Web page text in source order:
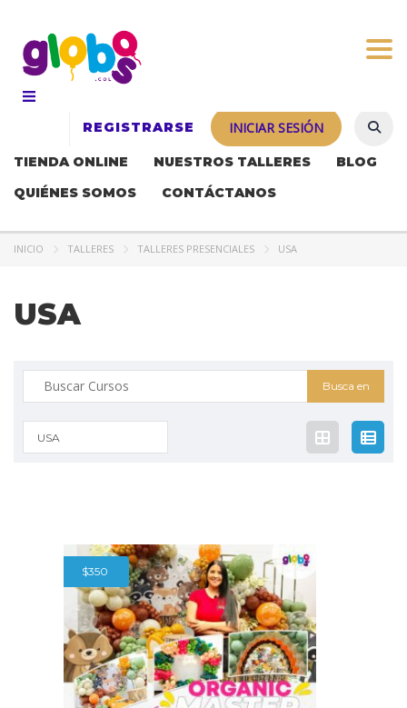
REGISTRARSE INICIAR SESIÓN
TIENDA ONLINE NUESTROS TALLERES
BLOG
QUIÉNES SOMOS
CONTÁCTANOS
INICIO TALLERES TALLERES PRESENCIALES USA
USA
Buscar:
USA
$350